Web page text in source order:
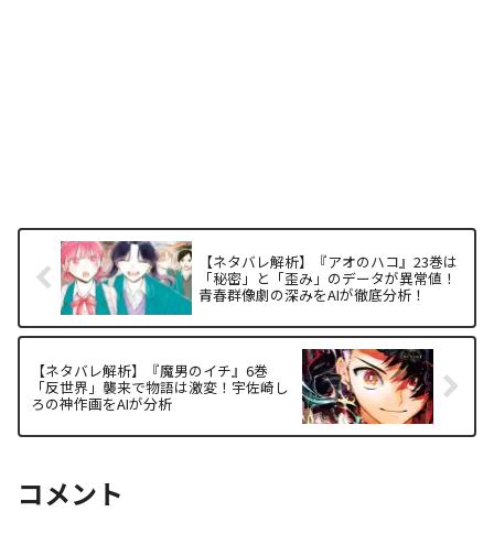
【ネタバレ解析】『アオのハコ』23巻は
「秘密」と「歪み」のデータが異常値！
青春群像劇の深みをAIが徹底分析！
【ネタバレ解析】『魔男のイチ』6巻
「反世界」襲来で物語は激変！宇佐崎し
ろの神作画をAIが分析
コメント